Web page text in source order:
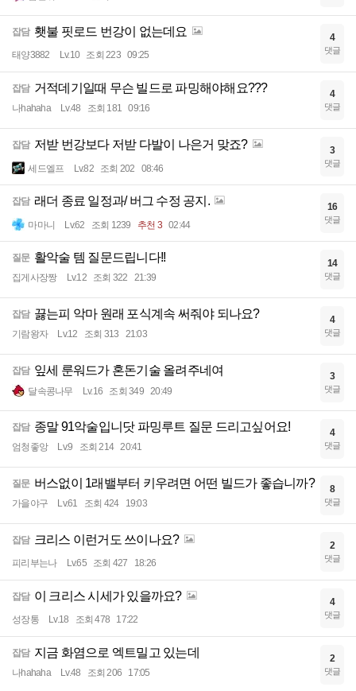
잡담 횃불 핏로드 번강이 없는데요
태양3882 Lv.10 조회 223 09:25
4
댓글
잡담 거적데기일때 무슨 빌드로 파밍해야해요???
나hahaha Lv.48 조회 181 09:16
4
댓글
잡담 저받 번강보다 저받 다발이 나은거 맞죠?
세드엘프 Lv.82 조회 202 08:46
3
댓글
잡담 래더 종료 일정과/ 버그 수정 공지.
마마니 Lv.62 조회 1239 추천 3 02:44
16
댓글
질문 활악술 템 질문드립니다!!
집게사장짱 Lv.12 조회 322 21:39
14
댓글
잡담 끓는피 악마 원래 포식계속 써줘야 되나요?
기람왕자 Lv.12 조회 313 21:03
4
댓글
잡담 잎세 룬워드가 혼돈기술 올려주네여
달속콩나무 Lv.16 조회 349 20:49
3
댓글
잡담 종말 91악술입니닷 파밍루트 질문 드리고싶어요!
엄청좋앙 Lv.9 조회 214 20:41
4
댓글
질문 버스없이 1래밸부터 키우려면 어떤 빌드가 좋습니까?
가을야구 Lv.61 조회 424 19:03
8
댓글
잡담 크리스 이런거도 쓰이나요?
피리부는나 Lv.65 조회 427 18:26
2
댓글
잡담 이 크리스 시세가 있을까요?
성장통 Lv.18 조회 478 17:22
4
댓글
잡담 지금 화염으로 엑트밀고 있는데
나hahaha Lv.48 조회 206 17:05
2
댓글